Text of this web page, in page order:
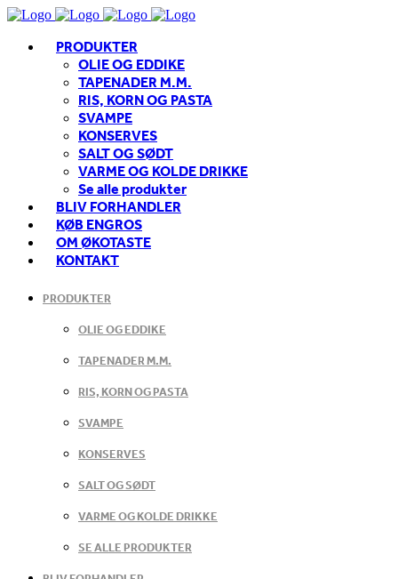
PRODUKTER
OLIE OG EDDIKE
TAPENADER M.M.
RIS, KORN OG PASTA
SVAMPE
KONSERVES
SALT OG SØDT
VARME OG KOLDE DRIKKE
Se alle produkter
BLIV FORHANDLER
KØB ENGROS
OM ØKOTASTE
KONTAKT
PRODUKTER
OLIE OG EDDIKE
TAPENADER M.M.
RIS, KORN OG PASTA
SVAMPE
KONSERVES
SALT OG SØDT
VARME OG KOLDE DRIKKE
SE ALLE PRODUKTER